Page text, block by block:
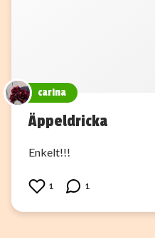
carina
Äppeldricka
Enkelt!!!
1 1